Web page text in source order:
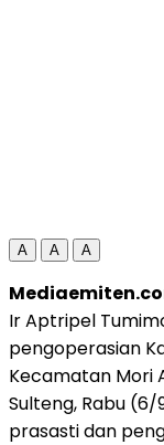
A A A
Ir Aptripel
pengoperasian
Kecamatan Mori
Sulteng, Rabu
prasasti dan